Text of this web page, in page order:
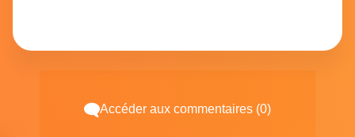
Accéder aux commentaires (0)